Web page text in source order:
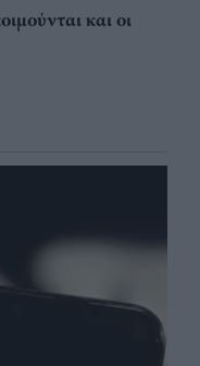
και οι